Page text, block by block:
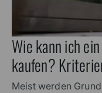
Wie kann ich
kaufen?
Meist werden